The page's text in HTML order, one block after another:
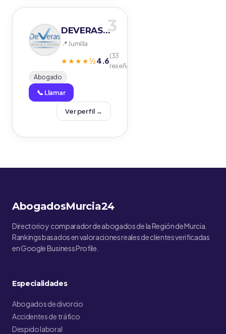
3
DEVERAS ABOGADOS Y ADMINISTRACION DE FINCAS
📍 Jumilla
★★★★½4.6(33
reseñas)
Abogado
📞 Llamar
Ver perfil →
AbogadosMurcia24
Directorio y comparador de abogados de la Región de Murcia.
Rankings basados en valoraciones reales de clientes verificadas
en Google Business Profile.
Especialidades
Abogados de divorcio
Accidentes de tráfico
Despido laboral